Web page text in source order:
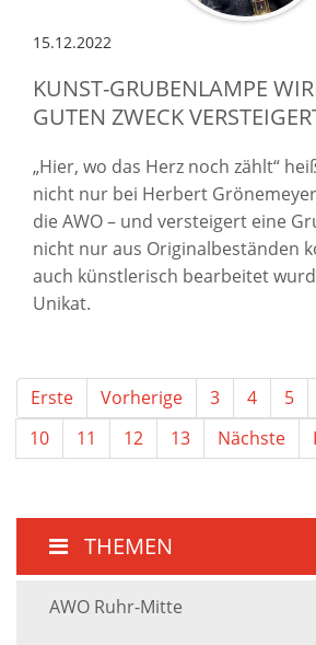
15.12.2022
KUNST-GRUBENLAMPE
GUTEN ZWECK
„Hier, wo das Herz noch zählt“
nicht nur bei Herbert
die AWO – und versteigert eine
nicht nur aus Originalbeständen
auch künstlerisch bearbeitet
Unikat.
Erste Vorherige 3 4 5
10
11 12 13 Nächste
THEMEN
AWO Ruhr-Mitte